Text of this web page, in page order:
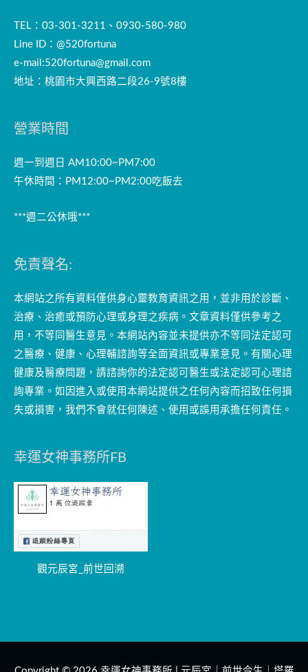
TEL：03-301-3211、0930-580-980
Line ID：@520fortuna
e-mail:520fortuna@gmail.com
地址：桃園市大興西路二段26-9號8樓
營業時間
週一到週日 AM10:00~PM7:00
午休時間：PM12:00~PM2:00吃飯去
***週二公休哦***
免責聲名:
本網站之所有資料僅供身心靈教育資訊之用，並非用於診斷、
治療、治癒或預防心理或身理之疾病。文章資料僅供參考之
用，不等同醫生意見。本網站內容並未提供亦不等同法定認可
之醫療、健康、心理輔諮詢等全面資訊或專業意見。有關心理
健康及醫療問題，請諮詢你的法定認可醫生或法定認可心理諮
詢專業。如因進入或使用本網站提供之任何內容而招致任何損
失或損害，我們不會就任何陳述、使用或誤用承擔任何責任。
幸運女神事務所FB
觀元辰宮_前世回溯